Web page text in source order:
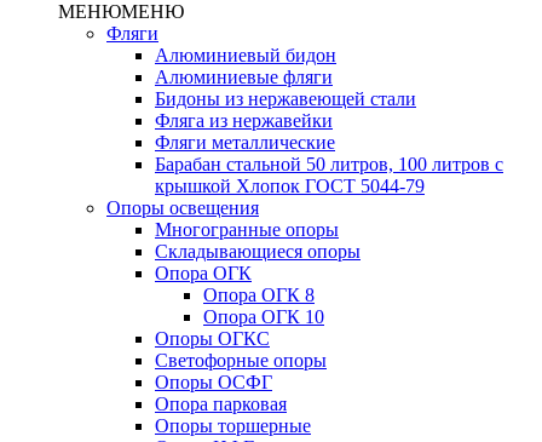
МЕНЮМЕНЮ
Фляги
Алюминиевый бидон
Алюминиевые фляги
Бидоны из нержавеющей стали
Фляга из нержавейки
Фляги металлические
Барабан стальной 50 литров, 100 литров с
крышкой Хлопок ГОСТ 5044-79
Опоры освещения
Многогранные опоры
Складывающиеся опоры
Опора ОГК
Опора ОГК 8
Опора ОГК 10
Опоры ОГКС
Светофорные опоры
Опоры ОСФГ
Опора парковая
Опоры торшерные